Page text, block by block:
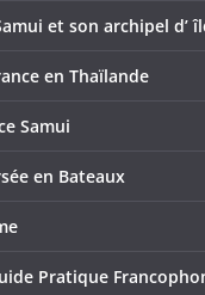
et son archipel d’
en Thaïlande
Samui
en Bateaux
Pratique